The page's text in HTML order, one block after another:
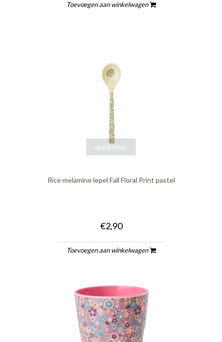
Toevoegen aan winkelwagen
quickshop
Rice melamine lepel Fall Floral Print pastel
€2,90
Toevoegen aan winkelwagen